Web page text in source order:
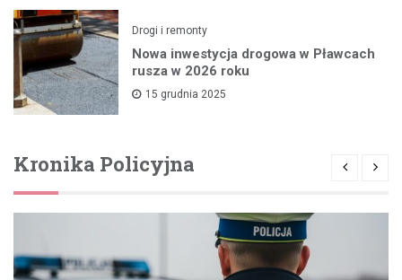
Drogi i remonty
Nowa inwestycja drogowa w Pławcach
rusza w 2026 roku
15 grudnia 2025
Kronika Policyjna